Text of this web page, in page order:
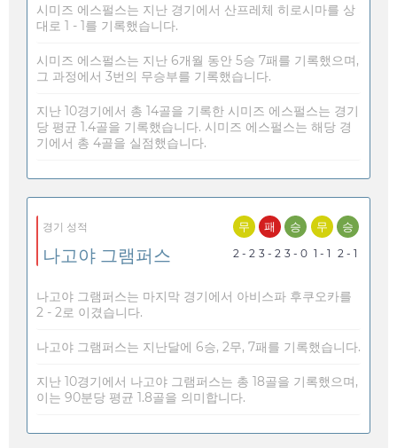
시미즈 에스펄스는 지난 경기에서 산프레체 히로시마를 상
대로 1 - 1를 기록했습니다.
시미즈 에스펄스는 지난 6개월 동안 5승 7패를 기록했으며,
그 과정에서 3번의 무승부를 기록했습니다.
지난 10경기에서 총 14골을 기록한 시미즈 에스펄스는 경기
당 평균 1.4골을 기록했습니다. 시미즈 에스펄스는 해당 경
기에서 총 4골을 실점했습니다.
경기 성적
나고야 그램퍼스
무
2 - 2
패
3 - 2
승
3 - 0
무
1 - 1
승
2 - 1
나고야 그램퍼스는 마지막 경기에서 아비스파 후쿠오카를
2 - 2로 이겼습니다.
나고야 그램퍼스는 지난달에 6승, 2무, 7패를 기록했습니다.
지난 10경기에서 나고야 그램퍼스는 총 18골을 기록했으며,
이는 90분당 평균 1.8골을 의미합니다.